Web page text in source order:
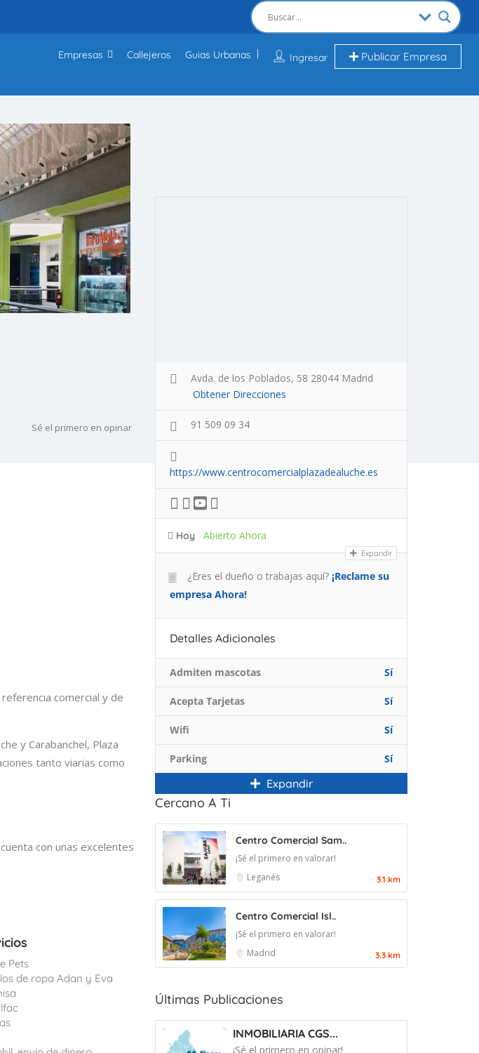
Ingresar Publicar Empresa
Empresas Callejeros Guias Urbanas
Sé el primero en opinar
comercial y de
y Carabanchel, Plaza
tanto viarias como
con unas excelentes
Pets
de ropa Adan y Eva
Avda. de los Poblados, 58 28044 Madrid
Obtener Direcciones
91 509 09 34
https://www.centrocomercialplazadealuche.es
Hoy Abierto Ahora
Expandir
¿Eres el dueño o trabajas aquí? ¡Reclame su
empresa Ahora!
Detalles Adicionales
Admiten mascotas Sí
Acepta Tarjetas Sí
Wifi Sí
Parking Sí
Expandir
Cercano A Ti
Centro Comercial Sam..
¡Sé el primero en valorar!
Leganés
3.1 km
Centro Comercial Isl..
¡Sé el primero en valorar!
Madrid
3.3 km
Últimas Publicaciones
INMOBILIARIA CGS...
¡Sé el primero en opinar!